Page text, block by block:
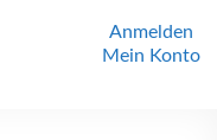
Anmelden
Mein Konto